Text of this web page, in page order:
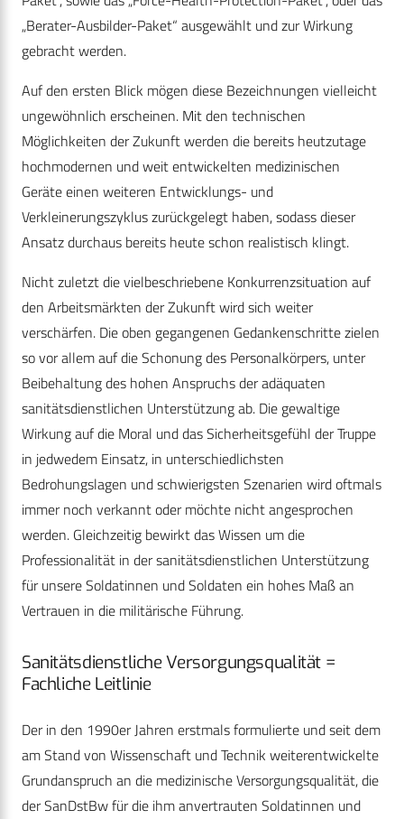
„Berater-Ausbilder-Paket“ ausgewählt und zur Wirkung
gebracht werden.
Auf den ersten Blick mögen diese Bezeichnungen vielleicht
ungewöhnlich erscheinen. Mit den technischen
Möglichkeiten der Zukunft werden die bereits heutzutage
hochmodernen und weit entwickelten medizinischen
Geräte einen weiteren Entwicklungs- und
Verkleinerungszyklus zurückgelegt haben, sodass dieser
Ansatz durchaus bereits heute schon realistisch klingt.
Nicht zuletzt die vielbeschriebene Konkurrenzsituation auf
den Arbeitsmärkten der Zukunft wird sich weiter
verschärfen. Die oben gegangenen Gedankenschritte zielen
so vor allem auf die Schonung des Personalkörpers, unter
Beibehaltung des hohen Anspruchs der adäquaten
sanitätsdienstlichen Unterstützung ab. Die gewaltige
Wirkung auf die Moral und das Sicherheitsgefühl der Truppe
in jedwedem Einsatz, in unterschiedlichsten
Bedrohungslagen und schwierigsten Szenarien wird oftmals
immer noch verkannt oder möchte nicht angesprochen
werden. Gleichzeitig bewirkt das Wissen um die
Professionalität in der sanitätsdienstlichen Unterstützung
für unsere Soldatinnen und Soldaten ein hohes Maß an
Vertrauen in die militärische Führung.
Sanitätsdienstliche Versorgungsqualität =
Fachliche Leitlinie
Der in den 1990er Jahren erstmals formulierte und seit dem
am Stand von Wissenschaft und Technik weiterentwickelte
Grundanspruch an die medizinische Versorgungsqualität, die
der SanDstBw für die ihm anvertrauten Soldatinnen und